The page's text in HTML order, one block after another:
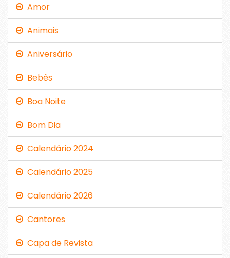
Amor
Animais
Aniversário
Bebês
Boa Noite
Bom Dia
Calendário 2024
Calendário 2025
Calendário 2026
Cantores
Capa de Revista